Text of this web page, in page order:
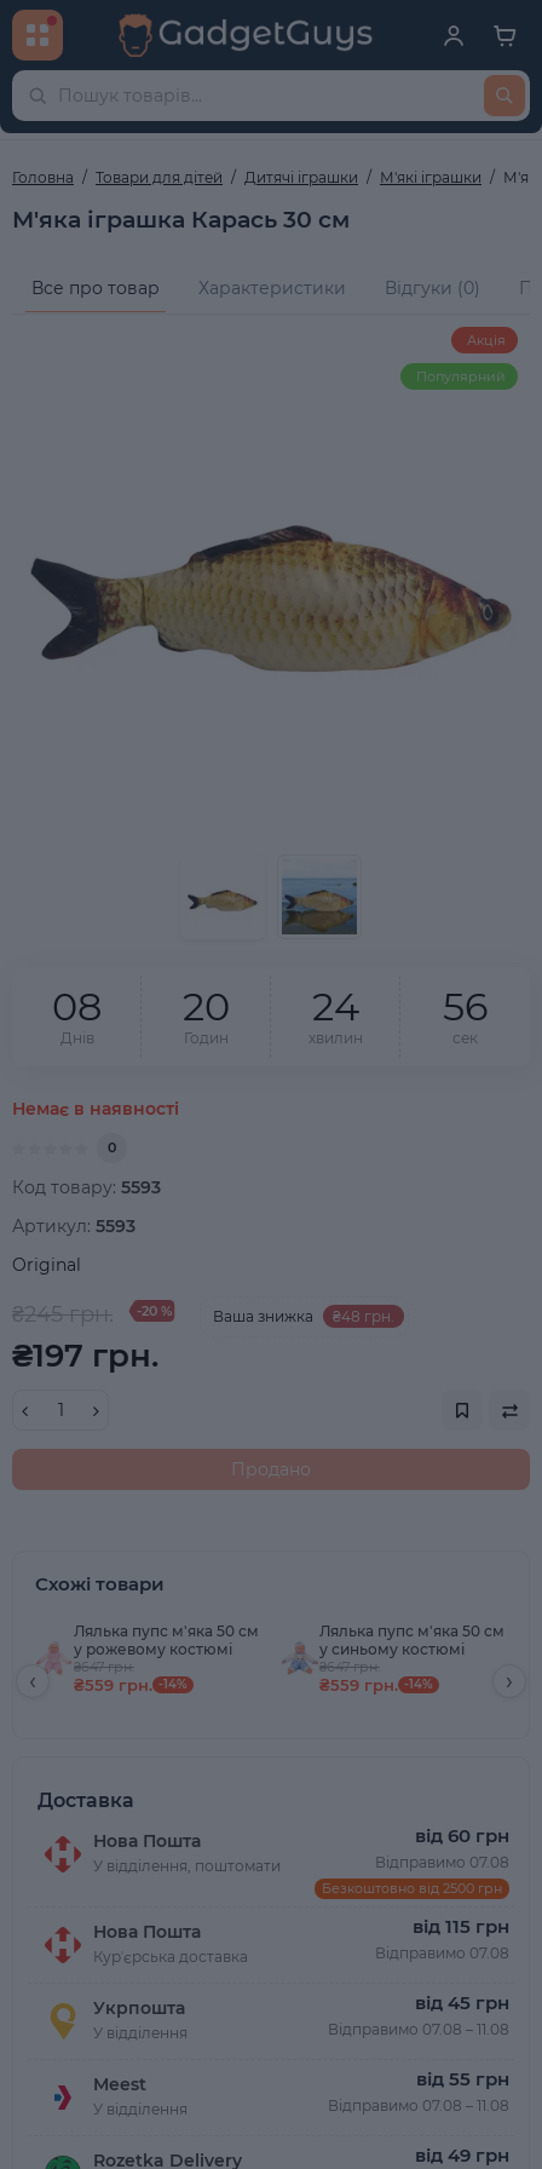
Головна Товари для дітей Дитячі іграшки М'які іграшки
М'яка іграшка Карась 30 см
Все про товар Характеристики Відгуки (0)
Акція
Популярний
08
Днів
20
Годин
24
хвилин
56
сек
Немає в наявності
0
Код товару: 5593
Артикул: 5593
Original
₴245 грн. -20 % Ваша знижка ₴48 грн.
₴197 грн.
Продано
Схожі товари
Лялька пупс м'яка 50 см
у рожевому костюмі
₴647 грн.
₴559 грн. -14%
Лялька пупс м'яка 50 см
у синьому костюмі
₴647 грн.
₴559 грн. -14%
‹ ›
Доставка
Нова Пошта
У відділення, поштомати
від 60 грн
Відправимо 07.08
Безкоштовно від 2500 грн
Нова Пошта
Курʼєрська доставка
від 115 грн
Відправимо 07.08
Укрпошта
У відділення
від 45 грн
Відправимо 07.08 – 11.08
Meest
У відділення
від 55 грн
Відправимо 07.08 – 11.08
Rozetka Delivery від 49 грн